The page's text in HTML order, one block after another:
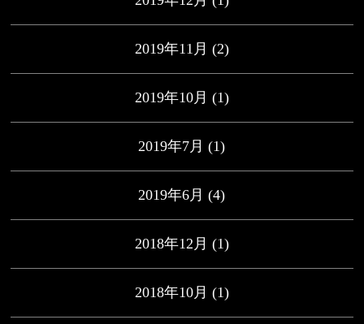
2019年11月 (2)
2019年10月 (1)
2019年7月 (1)
2019年6月 (4)
2018年12月 (1)
2018年10月 (1)